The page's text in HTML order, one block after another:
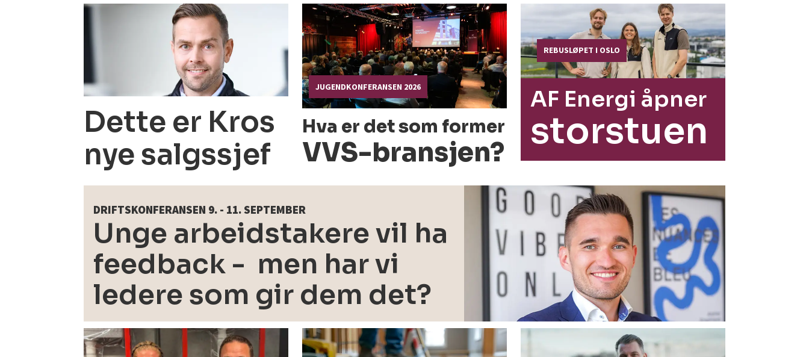
Dette er Kros
nye salgssjef
JUGENDKONFERANSEN 2026
Hva er det som former
VVS-bransjen?
REBUSLØPET I OSLO
AF Energi åpner
storstuen
DRIFTSKONFERANSEN 9. - 11. SEPTEMBER
Unge arbeidstakere vil ha
feedback - men har vi
ledere som gir dem det?